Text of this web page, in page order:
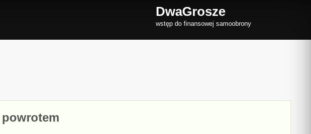
DwaGrosze
wstęp do finansowej samoobrony